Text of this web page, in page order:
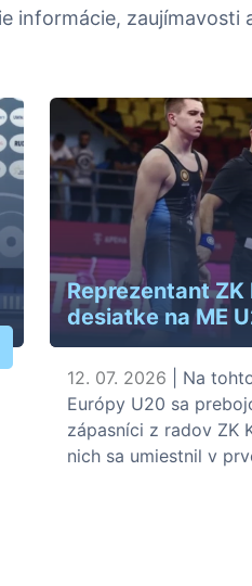
informácie, zaujímavosti
Reprezentant
desiatke na ME
12. 07. 2026 | Na
Európy U20 sa
zápasníci z radov ZK
nich sa umiestnil v